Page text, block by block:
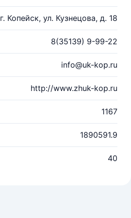
г. Копейск, ул. Кузнецова, д. 18
8(35139) 9-99-22
info@uk-kop.ru
http://www.zhuk-kop.ru
1167
1890591.9
40